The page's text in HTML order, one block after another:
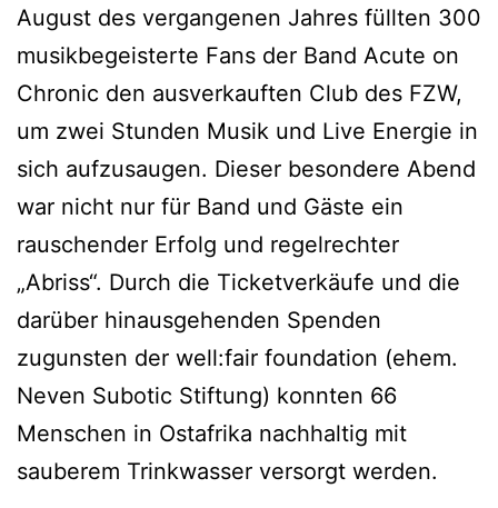
August des vergangenen Jahres füllten 300
musikbegeisterte Fans der Band Acute on
Chronic den ausverkauften Club des FZW,
um zwei Stunden Musik und Live Energie in
sich aufzusaugen. Dieser besondere Abend
war nicht nur für Band und Gäste ein
rauschender Erfolg und regelrechter
„Abriss“. Durch die Ticketverkäufe und die
darüber hinausgehenden Spenden
zugunsten der well:fair foundation (ehem.
Neven Subotic Stiftung) konnten 66
Menschen in Ostafrika nachhaltig mit
sauberem Trinkwasser versorgt werden.